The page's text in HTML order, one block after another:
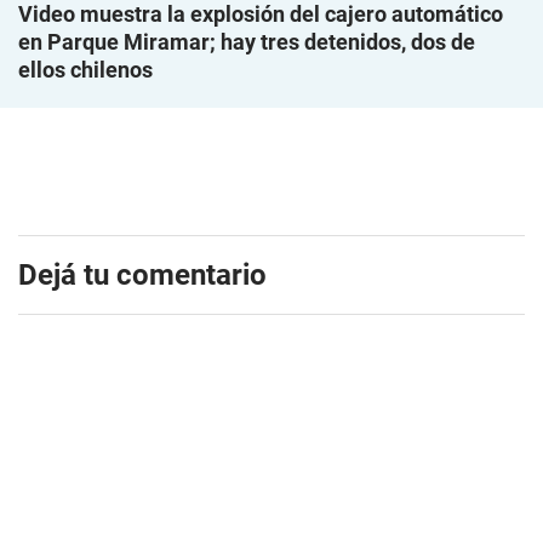
Video muestra la explosión del cajero automático
en Parque Miramar; hay tres detenidos, dos de
ellos chilenos
Dejá tu comentario